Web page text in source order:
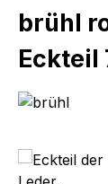
brühl
Eckteil